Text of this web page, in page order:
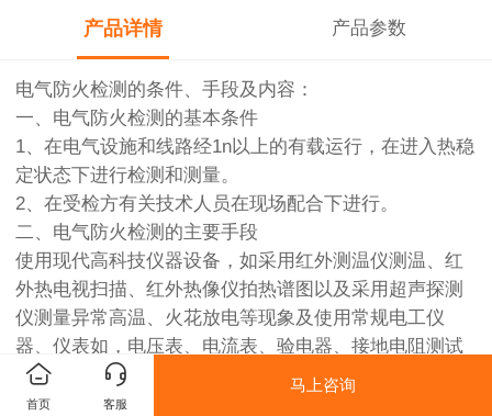
产品详情 产品参数
电气防火检测的条件、手段及内容：
一、电气防火检测的基本条件
1、在电气设施和线路经1n以上的有载运行，在进入热稳
定状态下进行检测和测量。
2、在受检方有关技术人员在现场配合下进行。
二、电气防火检测的主要手段
使用现代高科技仪器设备，如采用红外测温仪测温、红
外热电视扫描、红外热像仪拍热谱图以及采用超声探测
仪测量异常高温、火花放电等现象及使用常规电工仪
器、仪表如，电压表、电流表、验电器、接地电阻测试
仪、真有效值电流表等，对运行中的电气设施的各项运
行参数进行测量，并运用直观方法，对照国家相关技术
首页 客服
马上咨询